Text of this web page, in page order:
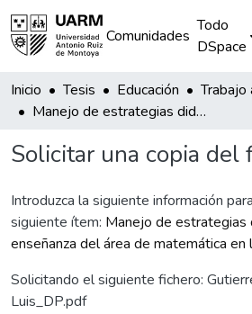
Comunidades
Todo
DSpace
Inicio Tesis Educación
Trabajo
Manejo de estrategias didácticas activas en la enseñanza del área de matemática en la IE Nº 22349
Solicitar una copia del
Introduzca la siguiente información
siguiente ítem: Manejo de estrategias
enseñanza del área de matemática en
Solicitando el siguiente fichero:
Luis_DP.pdf